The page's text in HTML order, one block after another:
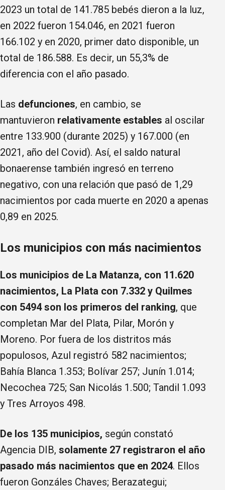
2023 un total de 141.785 bebés dieron a la luz,
en 2022 fueron 154.046, en 2021 fueron
166.102 y en 2020, primer dato disponible, un
total de 186.588. Es decir, un 55,3% de
diferencia con el año pasado.
Las defunciones, en cambio, se
mantuvieron relativamente estables al oscilar
entre 133.900 (durante 2025) y 167.000 (en
2021, año del Covid). Así, el saldo natural
bonaerense también ingresó en terreno
negativo, con una relación que pasó de 1,29
nacimientos por cada muerte en 2020 a apenas
0,89 en 2025.
Los municipios con más nacimientos
Los municipios de La Matanza, con 11.620
nacimientos, La Plata con 7.332 y Quilmes
con 5494 son los primeros del ranking, que
completan Mar del Plata, Pilar, Morón y
Moreno. Por fuera de los distritos más
populosos, Azul registró 582 nacimientos;
Bahía Blanca 1.353; Bolívar 257; Junín 1.014;
Necochea 725; San Nicolás 1.500; Tandil 1.093
y Tres Arroyos 498.
De los 135 municipios, según constató
Agencia DIB, solamente 27 registraron el año
pasado más nacimientos que en 2024. Ellos
fueron Gonzáles Chaves; Berazategui;